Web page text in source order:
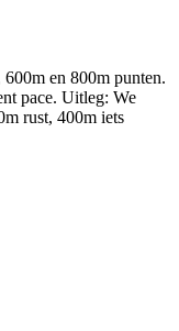
en 800m punten.
pace. Uitleg: We
rust, 400m iets